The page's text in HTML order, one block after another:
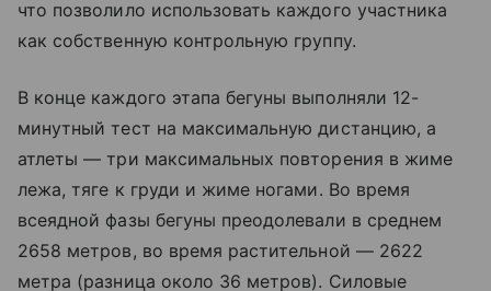
что позволило использовать каждого участника
как собственную контрольную группу.
В конце каждого этапа бегуны выполняли 12-
минутный тест на максимальную дистанцию, а
атлеты — три максимальных повторения в жиме
лежа, тяге к груди и жиме ногами. Во время
всеядной фазы бегуны преодолевали в среднем
2658 метров, во время растительной — 2622
метра (разница около 36 метров). Силовые